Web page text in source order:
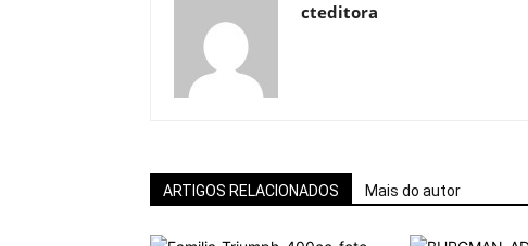
cteditora
ARTIGOS RELACIONADOS Mais do autor